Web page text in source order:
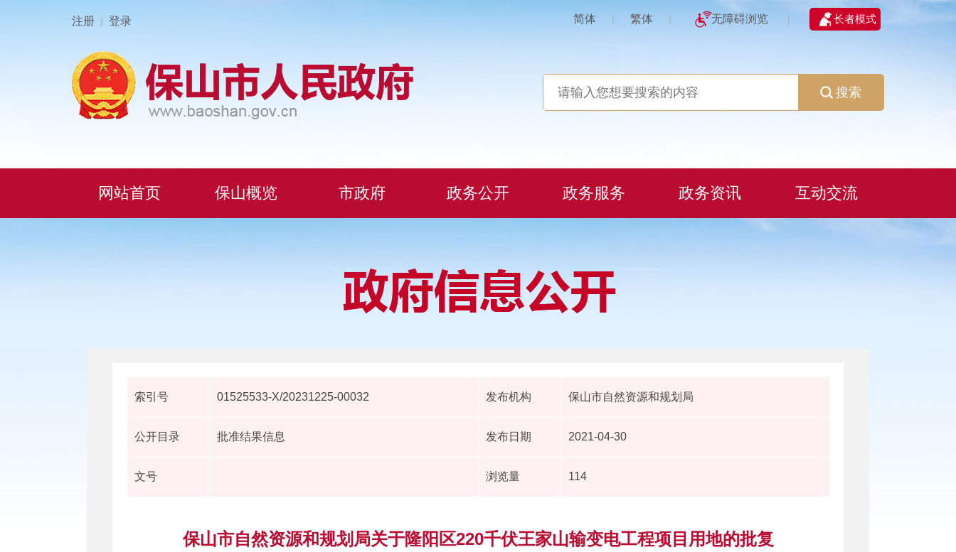
注册 | 登录 简体 | 繁体 | 无障碍浏览 | 长者模式
搜索
网站首页 保山概览 市政府 政务公开 政务服务 政务资讯 互动交流
索引号 01525533-X/20231225-00032 发布机构 保山市自然资源和规划局
公开目录 批准结果信息 发布日期 2021-04-30
文号 浏览量 114
保山市自然资源和规划局关于隆阳区220千伏王家山输变电工程项目用地的批复